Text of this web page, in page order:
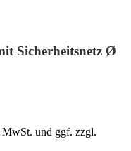
Sicherheitsnetz Ø
und ggf. zzgl.